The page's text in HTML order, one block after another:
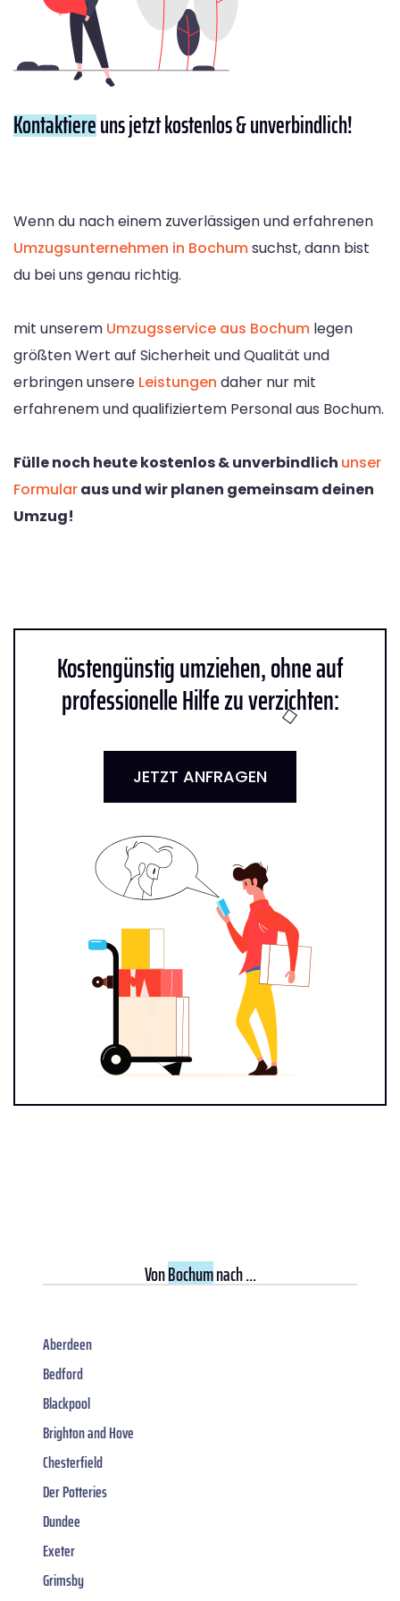
Kontaktiereuns jetzt kostenlos & unverbindlich!
Wenn du nach einem zuverlässigen und erfahrenen
Umzugsunternehmen in Bochumsuchst, dann bist
du bei uns genau richtig.
mit unserem Umzugsservice aus Bochum legen
größten Wert auf Sicherheit und Qualität und
erbringen unsere Leistungen daher nur mit
erfahrenem und qualifiziertem Personal aus Bochum.
Fülle noch heute kostenlos & unverbindlich unser
Formularaus und wir planen gemeinsam deinen
Umzug!
Kostengünstig umziehen, ohne auf
professionelle Hilfe zu verzichten:
JETZT ANFRAGEN
VonBochumnach ...
Aberdeen
Bedford
Blackpool
Brighton and Hove
Chesterfield
Der Potteries
Dundee
Exeter
Grimsby